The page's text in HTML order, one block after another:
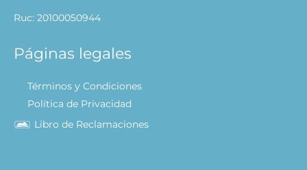
Ruc: 20100050944
Páginas legales
Términos y Condiciones
Política de Privacidad
Libro de Reclamaciones